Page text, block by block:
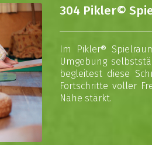
304 Pikler©
Im Pikler®
Umgebung
begleitest diese
Fortschritte voller
Nähe stärkt.